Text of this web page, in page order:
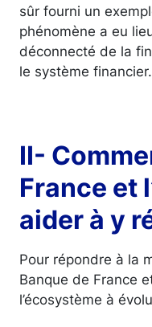
sûr fourni un
phénomène a eu
déconnecté de la
le système financier.
II-
France et
aider à y
Pour répondre à la
Banque de France
l’écosystème à